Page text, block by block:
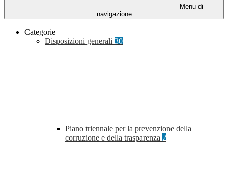
Menu di
navigazione
Categorie
Disposizioni generali 30
Piano triennale per la prevenzione della
corruzione e della trasparenza 2